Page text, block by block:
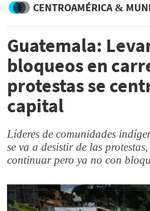
CENTROAMÉRICA &
Guatemala:
bloqueos en
protestas se
capital
Líderes de comunidades
se va a desistir de las
continuar pero ya no con